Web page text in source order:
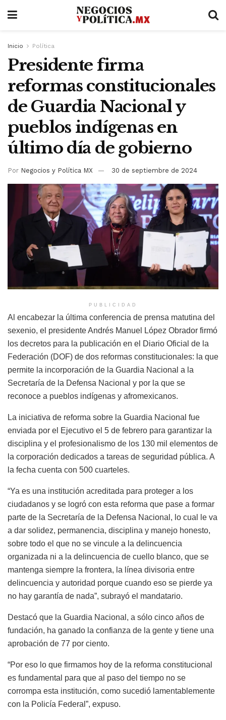
Inicio Política
Presidente firma
reformas constitucionales
de Guardia Nacional y
pueblos indígenas en
último día de gobierno
Por Negocios y Política MX 30 de septiembre de 2024
PUBLICIDAD
Al encabezar la última conferencia de prensa matutina del
sexenio, el presidente Andrés Manuel López Obrador firmó
los decretos para la publicación en el Diario Oficial de la
Federación (DOF) de dos reformas constitucionales: la que
permite la incorporación de la Guardia Nacional a la
Secretaría de la Defensa Nacional y por la que se
reconoce a pueblos indígenas y afromexicanos.
La iniciativa de reforma sobre la Guardia Nacional fue
enviada por el Ejecutivo el 5 de febrero para garantizar la
disciplina y el profesionalismo de los 130 mil elementos de
la corporación dedicados a tareas de seguridad pública. A
la fecha cuenta con 500 cuarteles.
“Ya es una institución acreditada para proteger a los
ciudadanos y se logró con esta reforma que pase a formar
parte de la Secretaría de la Defensa Nacional, lo cual le va
a dar solidez, permanencia, disciplina y manejo honesto,
sobre todo el que no se vincule a la delincuencia
organizada ni a la delincuencia de cuello blanco, que se
mantenga siempre la frontera, la línea divisoria entre
delincuencia y autoridad porque cuando eso se pierde ya
no hay garantía de nada”, subrayó el mandatario.
Destacó que la Guardia Nacional, a sólo cinco años de
fundación, ha ganado la confianza de la gente y tiene una
aprobación de 77 por ciento.
“Por eso lo que firmamos hoy de la reforma constitucional
es fundamental para que al paso del tiempo no se
corrompa esta institución, como sucedió lamentablemente
con la Policía Federal”, expuso.